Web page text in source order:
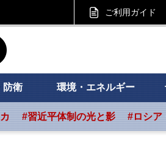
ご利用ガイド
ォーサイト
防衛 環境・エネルギー
#習近平体制の光と影 #ロシア